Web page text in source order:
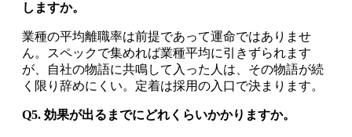
しますか。
業種の平均離職率は前提であって運命ではありませ
ん。スペックで集めれば業種平均に引きずられます
が、自社の物語に共鳴して入った人は、その物語が続
く限り辞めにくい。定着は採用の入口で決まります。
Q5. 効果が出るまでにどれくらいかかりますか。